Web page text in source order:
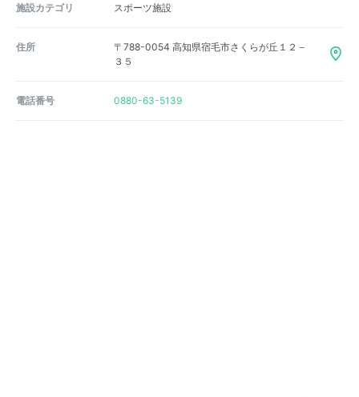
施設カテゴリ スポーツ施設
住所
〒788-0054 高知県宿毛市さくらが丘１２－
３５
電話番号 0880-63-5139